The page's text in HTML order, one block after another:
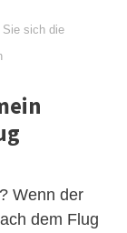
Sie sich die
Wenn der
dem Flug